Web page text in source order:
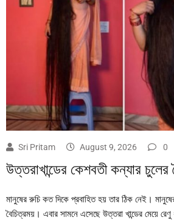
Sri Pritam August 9, 2026 0
উত্তরাখান্ডের কেশবতী কন্যার চুলের
মানুষের রুচি কত দিকে প্রবাহিত হয় তার ঠিক নেই।
বৈচিত্রময়। এবার সামনে এসেছে উত্তরা খান্ডের মেয়ে